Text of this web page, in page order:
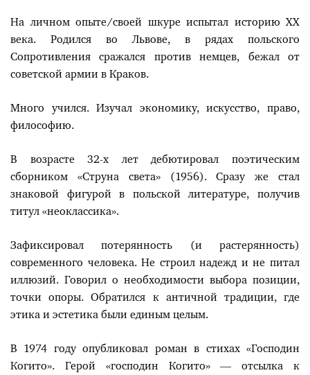
На личном опыте/своей шкуре испытал историю XX
века. Родился во Львове, в рядах польского
Сопротивления сражался против немцев, бежал от
советской армии в Краков.
Много учился. Изучал экономику, искусство, право,
философию.
В возрасте 32-х лет дебютировал поэтическим
сборником «Струна света» (1956). Сразу же стал
знаковой фигурой в польской литературе, получив
титул «неоклассика».
Зафиксировал потерянность (и растерянность)
современного человека. Не строил надежд и не питал
иллюзий. Говорил о необходимости выбора позиции,
точки опоры. Обратился к античной традиции, где
этика и эстетика были единым целым.
В 1974 году опубликовал роман в стихах «Господин
Когито». Герой «господин Когито» — отсылка к